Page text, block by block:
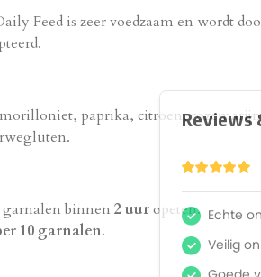
Feed is zeer voedzaam en wordt
paprika, citroen,
garnalen binnen 2 uuropeten.
10 garnalen.